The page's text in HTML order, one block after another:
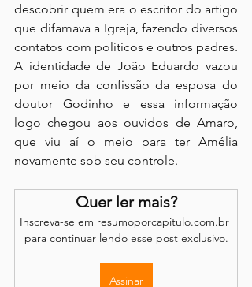
descobrir quem era o escritor do artigo
que difamava a Igreja, fazendo diversos
contatos com políticos e outros padres.
A identidade de João Eduardo vazou
por meio da confissão da esposa do
doutor Godinho e essa informação
logo chegou aos ouvidos de Amaro,
que viu aí o meio para ter Amélia
novamente sob seu controle.
Quer ler mais?
Inscreva-se em resumoporcapitulo.com.br
para continuar lendo esse post exclusivo.
Assinar